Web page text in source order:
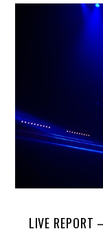
LIVE REPORT